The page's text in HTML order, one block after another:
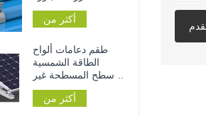
لتركيب الألواح
الشمسية على الأسطح
أكثر من
طقم دعامات ألواح
الطاقة الشمسية
للأسطح المسطحة غير
المخترقة
أكثر من